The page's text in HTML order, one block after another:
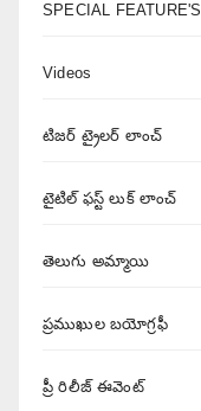
SPECIAL FEATURE'S
Videos
టిజర్ ట్రైలర్ లాంచ్
టైటిల్ ఫస్ట్ లుక్ లాంచ్
తెలుగు అమ్మాయి
ప్రముఖుల బయోగ్రఫీ
ప్రీ రిలీజ్ ఈవెంట్